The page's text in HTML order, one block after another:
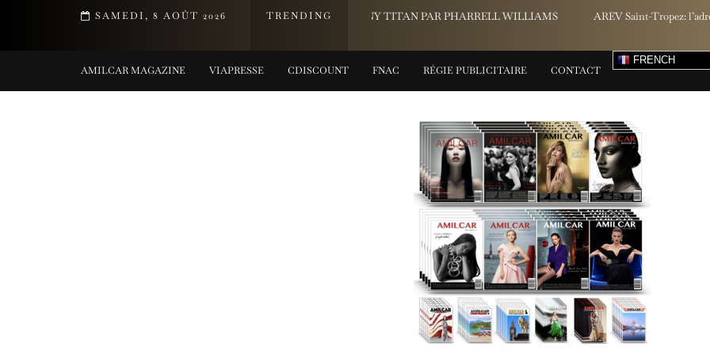
SAMEDI, 8 AOÛT 2026 TRENDING
DE LA COLLECTION TIFFANY TITAN PAR PHARRELL WILLIAMS
AREV Saint-Tropez: l’adresse confidentielle qui réinvente la Riviera
AMILCAR MAGAZINE VIAPRESSE CDISCOUNT FNAC RÉGIE PUBLICITAIRE CONTACT
FRENCH